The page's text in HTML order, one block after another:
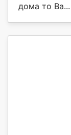
дома то Ва...